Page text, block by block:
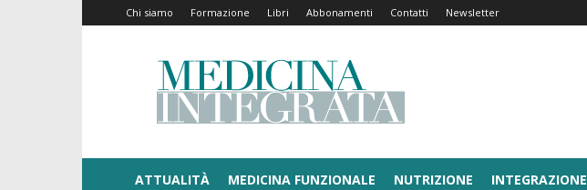
Chi siamo Formazione Libri Abbonamenti Contatti Newsletter
Medicina
Integrata
ATTUALITÀ MEDICINA FUNZIONALE NUTRIZIONE INTEGRAZIONE